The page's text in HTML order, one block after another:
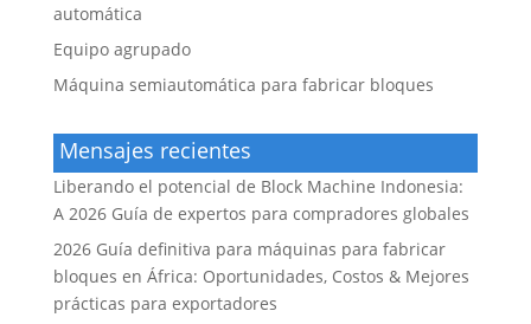
automática
Equipo agrupado
Máquina semiautomática para fabricar bloques
Mensajes recientes
Liberando el potencial de Block Machine Indonesia:
A 2026 Guía de expertos para compradores globales
2026 Guía definitiva para máquinas para fabricar
bloques en África: Oportunidades, Costos & Mejores
prácticas para exportadores